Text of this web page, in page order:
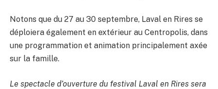
Notons que du 27 au 30 septembre, Laval en Rires se
déploiera également en extérieur au Centropolis, dans
une programmation et animation principalement axée
sur la famille.
Le spectacle d’ouverture du festival Laval en Rires sera